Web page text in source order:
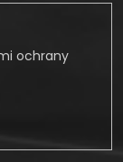
ochrany